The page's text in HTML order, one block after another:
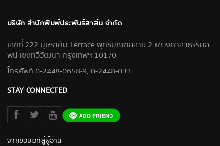
บริษัท สำนักพิมพ์ประพันธ์สาส์น จำกัด
เลขที่ 222 บุษราคัม Terrace พุทธมณฑลสาย 2 แขวงศาลาธรรมส
พน์ เขตทวีวัฒนา กรุงเทพฯ 10170
โทรศัพท์ 0-2448-0658-9, 0-2448-031
STAY CONNECTED
จากขอบเวทีสู่ผู้อ่าน